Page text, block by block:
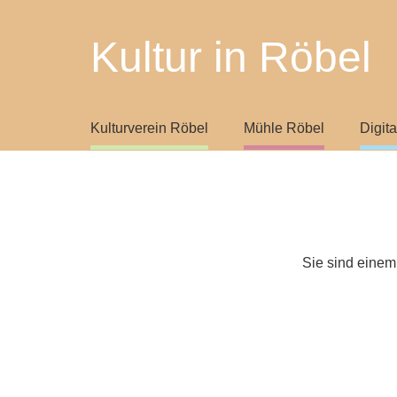
Kultur in Röbel
Kulturverein Röbel Mühle Röbel
Sie sind